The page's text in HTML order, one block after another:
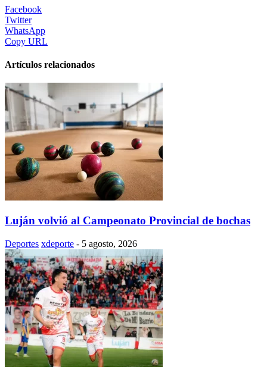
Facebook
Twitter
WhatsApp
Copy URL
Artículos relacionados
Luján volvió al Campeonato Provincial de bochas
Deportes xdeporte - 5 agosto, 2026